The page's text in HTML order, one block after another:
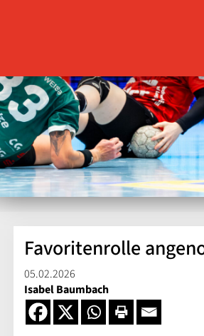
Favoritenrolle
05.02.2026
Isabel Baumbach